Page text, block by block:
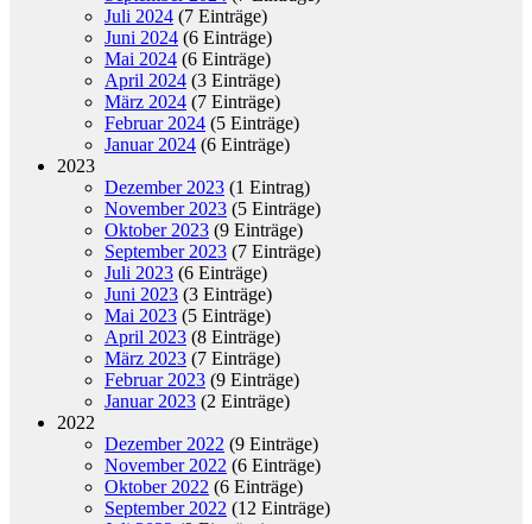
Juli 2024 (7 Einträge)
Juni 2024 (6 Einträge)
Mai 2024 (6 Einträge)
April 2024 (3 Einträge)
März 2024 (7 Einträge)
Februar 2024 (5 Einträge)
Januar 2024 (6 Einträge)
2023
Dezember 2023 (1 Eintrag)
November 2023 (5 Einträge)
Oktober 2023 (9 Einträge)
September 2023 (7 Einträge)
Juli 2023 (6 Einträge)
Juni 2023 (3 Einträge)
Mai 2023 (5 Einträge)
April 2023 (8 Einträge)
März 2023 (7 Einträge)
Februar 2023 (9 Einträge)
Januar 2023 (2 Einträge)
2022
Dezember 2022 (9 Einträge)
November 2022 (6 Einträge)
Oktober 2022 (6 Einträge)
September 2022 (12 Einträge)